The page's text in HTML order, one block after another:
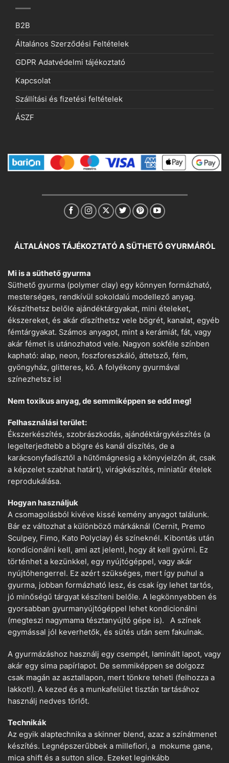
B2B
Általános Szerződési Feltételek
GDPR Adatvédelmi tájékoztató
Kapcsolat
Szállítási és fizetési feltételek
ÁSZF
ÁLTALÁNOS TÁJÉKOZTATÓ A SÜTHETŐ GYURMÁRÓL
Mi is a süthető gyurma
Süthető gyurma (polymer clay) egy könnyen formázható,
mesterséges, rendkívül sokoldalú modellező anyag.
Készíthetsz belőle ajándéktárgyakat, mini ételeket,
ékszereket, és akár díszíthetsz vele bögrét, kanalat, egyéb
fémtárgyakat. Számos anyagot, mint a kerámiát, fát, vagy
akár fémet is utánozhatod vele. Nagyon sokféle színben
kapható: alap, neon, foszforeszkáló, áttetsző, fém,
gyöngyház, glitteres, kő. A folyékony gyurmával
színezhetsz is!
Nem toxikus anyag, de semmiképpen se edd meg!
Felhasználási terület:
Ékszerkészítés, szobrászkodás, ajándéktárgykészítés (a
legelterjedtebb a bögre és kanál díszítés, de a
karácsonyfadísztől a hűtőmágnesig a könyvjelzőn át, csak
a képzelet szabhat határt), virágkészítés, miniatűr ételek
reprodukálása.
Hogyan használjuk
A csomagolásból kivéve kissé kemény anyagot találunk.
Bár ez változhat a különböző márkáknál (Cernit, Premo
Sculpey, Fimo, Kato Polyclay) és színeknél. Kibontás után
kondícionálni kell, ami azt jelenti, hogy át kell gyúrni. Ez
történhet a kezünkkel, egy nyújtógéppel, vagy akár
nyújtóhengerrel. Ez azért szükséges, mert így puhul a
gyurma, jobban formázható lesz, és csak így lehet tartós,
jó minőségű tárgyat készíteni belőle. A legkönnyebben és
gyorsabban gyurmanyújtógéppel lehet kondicionálni
(megteszi nagymama tésztanyújtó gépe is). A színek
egymással jól keverhetők, és sütés után sem fakulnak.
A gyurmázáshoz használj egy csempét, laminált lapot, vagy
akár egy sima papírlapot. De semmiképpen se dolgozz
csak magán az asztallapon, mert tönkre teheti (felhozza a
lakkot!). A kezed és a munkafelület tisztán tartásához
használj nedves törlőt.
Technikák
Az egyik alaptechnika a skinner blend, azaz a színátmenet
készítés. Legnépszerűbbek a millefiori, a mokume gane,
mica shift és a sutton slice. Ezeket leginkább